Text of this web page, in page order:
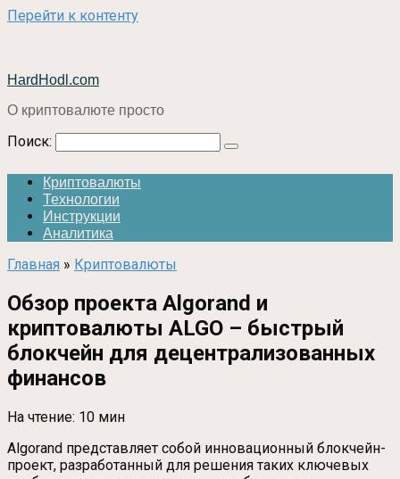
Перейти к контенту
HardHodl.com
О криптовалюте просто
Поиск:
Криптовалюты
Технологии
Инструкции
Аналитика
Главная » Криптовалюты
Обзор проекта Algorand и
криптовалюты ALGO – быстрый
блокчейн для децентрализованных
финансов
На чтение: 10 мин
Algorand представляет собой инновационный блокчейн-
проект, разработанный для решения таких ключевых